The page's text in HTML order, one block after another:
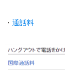
・ 通話料